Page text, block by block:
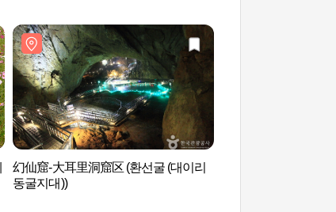
幻仙窟-大耳里洞窟区 (환선굴 (대이리
동굴지대))